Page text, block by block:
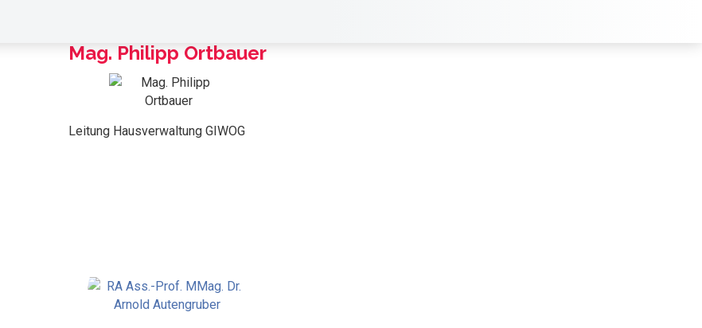
Mag. Philipp Ortbauer
Leitung Hausverwaltung GIWOG